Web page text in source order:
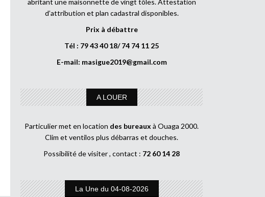
abritant une maisonnette de vingt tôles. Attestation
d’attribution et plan cadastral disponibles.
Prix à débattre
Tél : 79 43 40 18/ 74 74 11 25
E-mail: masigue2019@gmail.com
A LOUER
Particulier met en location des bureaux à Ouaga 2000.
Clim et ventilos plus débarras et douches.
Possibilité de visiter , contact : 72 60 14 28
La Une du 04-08-2026